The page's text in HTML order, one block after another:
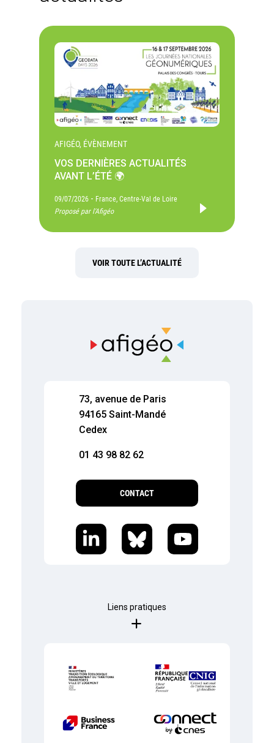
AFIGÉO, ÉVÈNEMENT
VOS DERNIÈRES ACTUALITÉS
AVANT L’ÉTÉ 🌍
09/07/2026 - France, Centre-Val de Loire
Proposé par l'Afigéo
VOIR TOUTE L’ACTUALITÉ
73, avenue de Paris
94165 Saint-Mandé
Cedex
01 43 98 82 62
CONTACT
Liens pratiques